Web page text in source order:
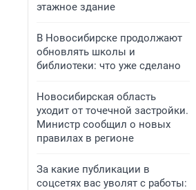
этажное здание
В Новосибирске продолжают
обновлять школы и
библиотеки: что уже сделано
Новосибирская область
уходит от точечной застройки.
Министр сообщил о новых
правилах в регионе
За какие публикации в
соцсетях вас уволят с работы: